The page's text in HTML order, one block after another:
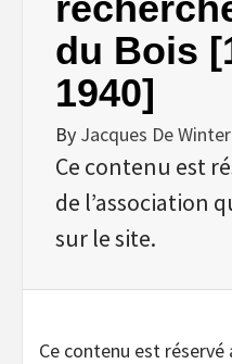
du Bois
1940]
By Jacques De Winter
Ce contenu est
de l’association
sur le site.
Ce contenu est